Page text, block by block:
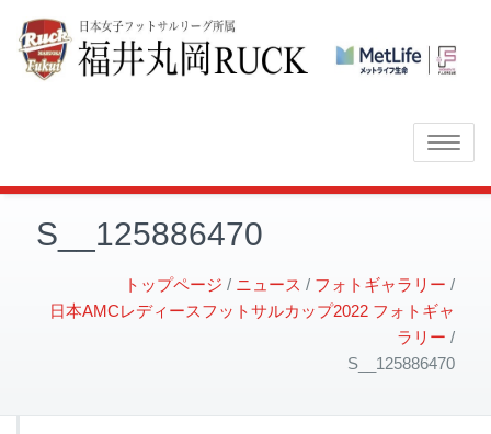
Toggle
S__125886470
トップページ ニュース
フォトギャラリー
日本AMCレディースフットサルカップ2022 フォトギャ
ラリー
S__125886470